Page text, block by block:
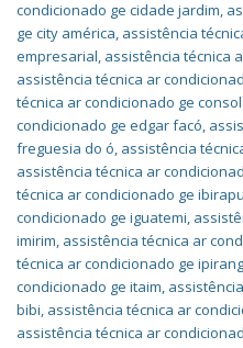
condicionado ge cidade jardim,
ge city américa, assistência
empresarial, assistência técnica
assistência técnica ar
técnica ar condicionado ge
condicionado ge edgar facó,
freguesia do ó, assistência
assistência técnica ar
técnica ar condicionado ge
condicionado ge iguatemi,
imirim, assistência técnica ar
técnica ar condicionado ge
condicionado ge itaim,
bibi, assistência técnica ar
assistência técnica ar